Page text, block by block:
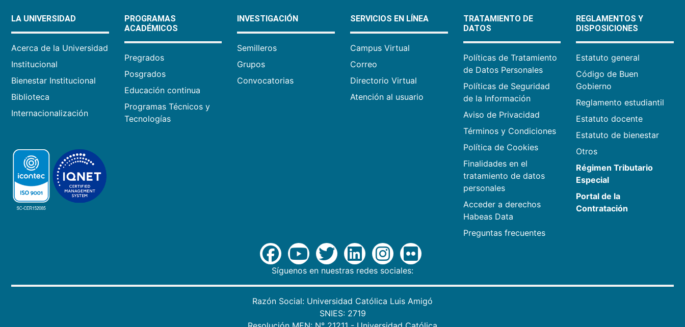
LA UNIVERSIDAD
Acerca de la Universidad
Institucional
Bienestar Institucional
Biblioteca
Internacionalización
PROGRAMAS
ACADÉMICOS
Pregrados
Posgrados
Educación continua
Programas Técnicos y
Tecnologías
INVESTIGACIÓN
Semilleros
Grupos
Convocatorias
SERVICIOS EN LÍNEA
Campus Virtual
Correo
Directorio Virtual
Atención al usuario
TRATAMIENTO DE
DATOS
Políticas de Tratamiento
de Datos Personales
Políticas de Seguridad
de la Información
Aviso de Privacidad
Términos y Condiciones
Política de Cookies
Finalidades en el
tratamiento de datos
personales
Acceder a derechos
Habeas Data
Preguntas frecuentes
REGLAMENTOS Y
DISPOSICIONES
Estatuto general
Código de Buen
Gobierno
Reglamento estudiantil
Estatuto docente
Estatuto de bienestar
Otros
Régimen Tributario
Especial
Portal de la
Contratación
Síguenos en nuestras redes sociales:
Razón Social: Universidad Católica Luis Amigó
SNIES: 2719